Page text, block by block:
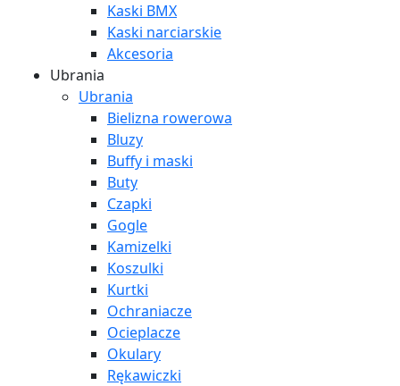
Kaski BMX
Kaski narciarskie
Akcesoria
Ubrania
Ubrania
Bielizna rowerowa
Bluzy
Buffy i maski
Buty
Czapki
Gogle
Kamizelki
Koszulki
Kurtki
Ochraniacze
Ocieplacze
Okulary
Rękawiczki